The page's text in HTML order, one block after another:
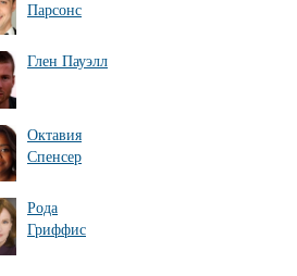
Парсонс
Глен Пауэлл
Октавия
Спенсер
Рода
Гриффис